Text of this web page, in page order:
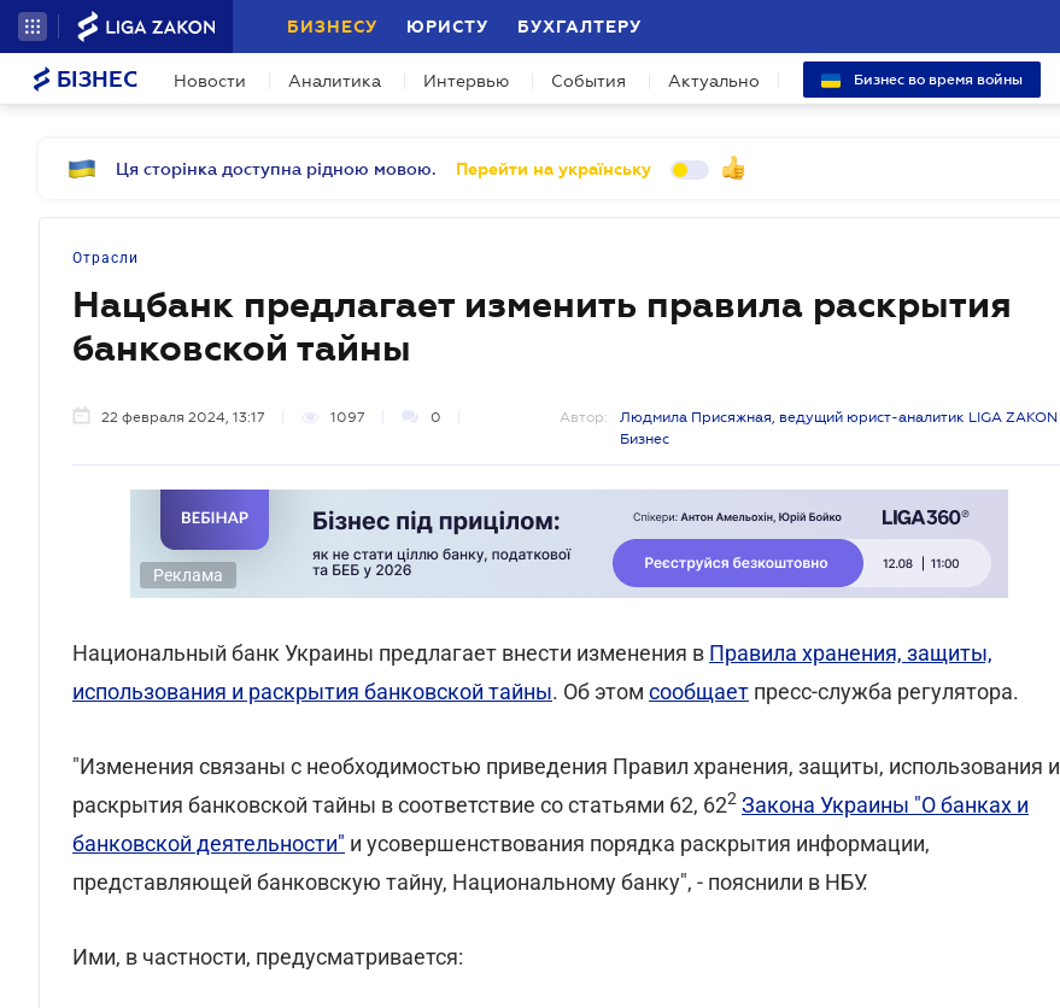
БИЗНЕСУ ЮРИСТУ БУХГАЛТЕРУ
БІЗНЕС Новости Аналитика Интервью События Актуально Бизнес во время войны
Ця сторінка доступна рідною мовою. Перейти на українську
Отрасли
Нацбанк предлагает изменить правила раскрытия
банковской тайны
22 февраля 2024, 13:17 1097 0 Автор:
Людмила Присяжная, ведущий юрист-аналитик LIGA ZAKON
Бизнес
Реклама
Национальный банк Украины предлагает внести изменения в Правила хранения, защиты,
использования и раскрытия банковской тайны. Об этом сообщает пресс-служба регулятора.
"Изменения связаны с необходимостью приведения Правил хранения, защиты, использования и
раскрытия банковской тайны в соответствие со статьями 62, 622 Закона Украины "О банках и
банковской деятельности" и усовершенствования порядка раскрытия информации,
представляющей банковскую тайну, Национальному банку", - пояснили в НБУ.
Ими, в частности, предусматривается: